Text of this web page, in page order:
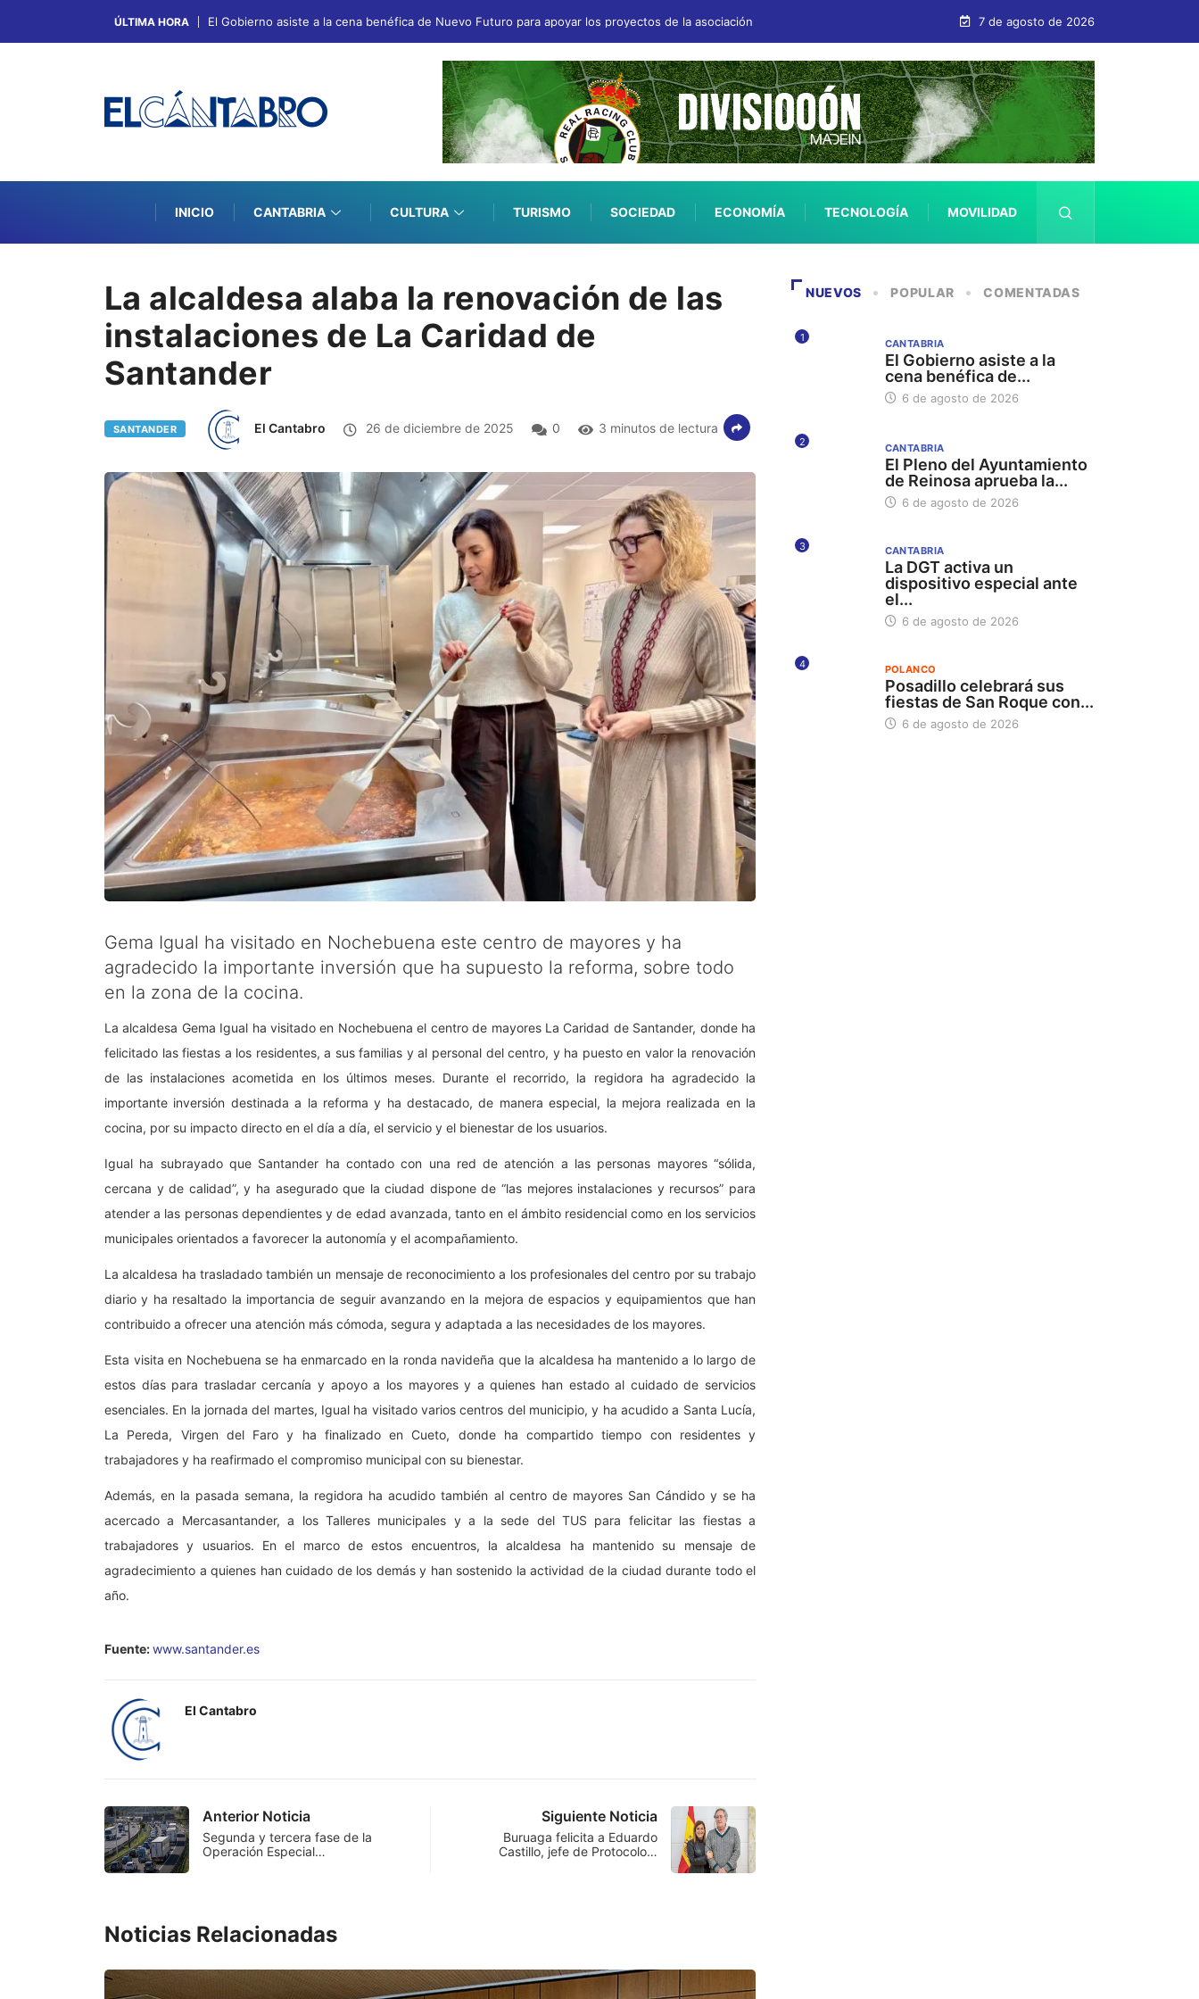
ÚLTIMA HORA El Gobierno asiste a la cena benéfica de Nuevo Futuro para apoyar los proyectos de la asociación 7 de agosto de 2026
INICIO CANTABRIA CULTURA TURISMO SOCIEDAD ECONOMÍA TECNOLOGÍA MOVILIDAD
La alcaldesa alaba la renovación de las
instalaciones de La Caridad de
Santander
SANTANDER El Cantabro 26 de diciembre de 2025 0 3 minutos de lectura
Gema Igual ha visitado en Nochebuena este centro de mayores y ha
agradecido la importante inversión que ha supuesto la reforma, sobre todo
en la zona de la cocina.
La alcaldesa Gema Igual ha visitado en Nochebuena el centro de mayores La Caridad de Santander, donde ha
felicitado las fiestas a los residentes, a sus familias y al personal del centro, y ha puesto en valor la renovación
de las instalaciones acometida en los últimos meses. Durante el recorrido, la regidora ha agradecido la
importante inversión destinada a la reforma y ha destacado, de manera especial, la mejora realizada en la
cocina, por su impacto directo en el día a día, el servicio y el bienestar de los usuarios.
Igual ha subrayado que Santander ha contado con una red de atención a las personas mayores “sólida,
cercana y de calidad”, y ha asegurado que la ciudad dispone de “las mejores instalaciones y recursos” para
atender a las personas dependientes y de edad avanzada, tanto en el ámbito residencial como en los servicios
municipales orientados a favorecer la autonomía y el acompañamiento.
La alcaldesa ha trasladado también un mensaje de reconocimiento a los profesionales del centro por su trabajo
diario y ha resaltado la importancia de seguir avanzando en la mejora de espacios y equipamientos que han
contribuido a ofrecer una atención más cómoda, segura y adaptada a las necesidades de los mayores.
Esta visita en Nochebuena se ha enmarcado en la ronda navideña que la alcaldesa ha mantenido a lo largo de
estos días para trasladar cercanía y apoyo a los mayores y a quienes han estado al cuidado de servicios
esenciales. En la jornada del martes, Igual ha visitado varios centros del municipio, y ha acudido a Santa Lucía,
La Pereda, Virgen del Faro y ha finalizado en Cueto, donde ha compartido tiempo con residentes y
trabajadores y ha reafirmado el compromiso municipal con su bienestar.
Además, en la pasada semana, la regidora ha acudido también al centro de mayores San Cándido y se ha
acercado a Mercasantander, a los Talleres municipales y a la sede del TUS para felicitar las fiestas a
trabajadores y usuarios. En el marco de estos encuentros, la alcaldesa ha mantenido su mensaje de
agradecimiento a quienes han cuidado de los demás y han sostenido la actividad de la ciudad durante todo el
año.
Fuente:www.santander.es
El Cantabro
Anterior Noticia
Segunda y tercera fase de la
Operación Especial…
Siguiente Noticia
Buruaga felicita a Eduardo
Castillo, jefe de Protocolo…
Noticias Relacionadas
NUEVOS POPULAR COMENTADAS
1 CANTABRIA
El Gobierno asiste a la
cena benéfica de...
6 de agosto de 2026
2 CANTABRIA
El Pleno del Ayuntamiento
de Reinosa aprueba la...
6 de agosto de 2026
3 CANTABRIA
La DGT activa un
dispositivo especial ante
el...
6 de agosto de 2026
4 POLANCO
Posadillo celebrará sus
fiestas de San Roque con...
6 de agosto de 2026